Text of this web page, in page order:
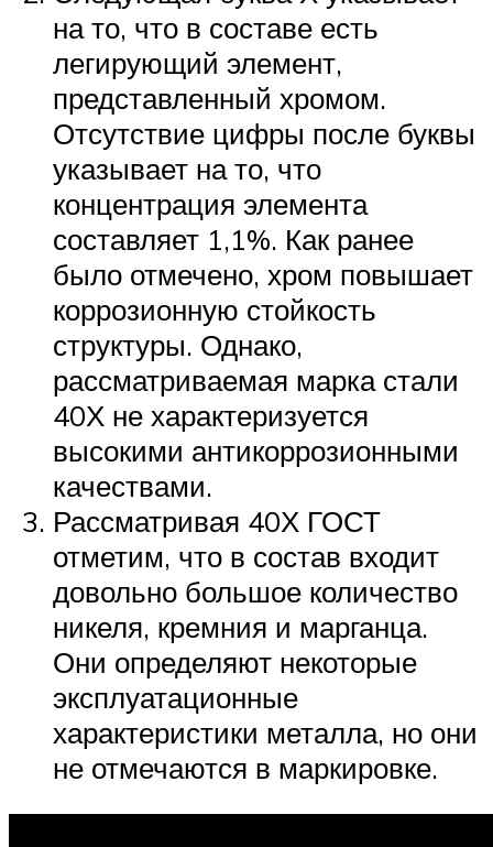
на то, что в составе есть
легирующий элемент,
представленный хромом.
Отсутствие цифры после буквы
указывает на то, что
концентрация элемента
составляет 1,1%. Как ранее
было отмечено, хром повышает
коррозионную стойкость
структуры. Однако,
рассматриваемая марка стали
40Х не характеризуется
высокими антикоррозионными
качествами.
Рассматривая 40Х ГОСТ
отметим, что в состав входит
довольно большое количество
никеля, кремния и марганца.
Они определяют некоторые
эксплуатационные
характеристики металла, но они
не отмечаются в маркировке.